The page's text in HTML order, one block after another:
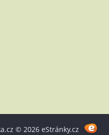
© 2026 eStránky.cz